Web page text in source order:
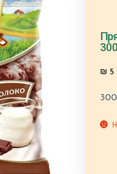
₪
300